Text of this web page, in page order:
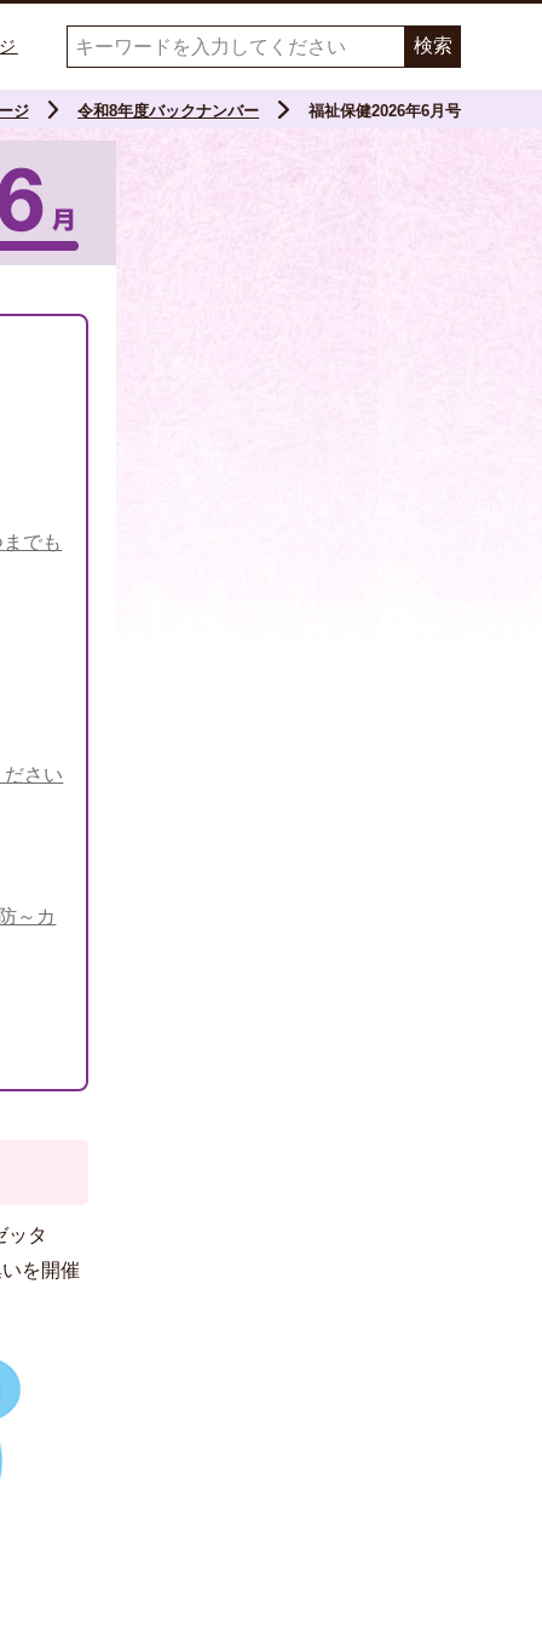
ジ 令和8年度バックナンバー 福祉保健2026年6月号
でも
さい
～カ
ッタ
を開催